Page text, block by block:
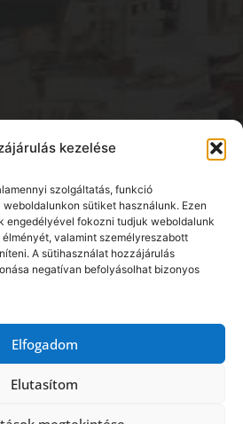
kezelése
szolgáltatás, funkció
sütiket használunk. Ezen
engedélyével fokozni tudjuk weboldalunk
valamint személyreszabott
A sütihasználat hozzájárulás
negatívan befolyásolhat bizonyos
Elfogadom
Elutasítom
u. 47.
08.00 – 20.00
Best Property Zrt.